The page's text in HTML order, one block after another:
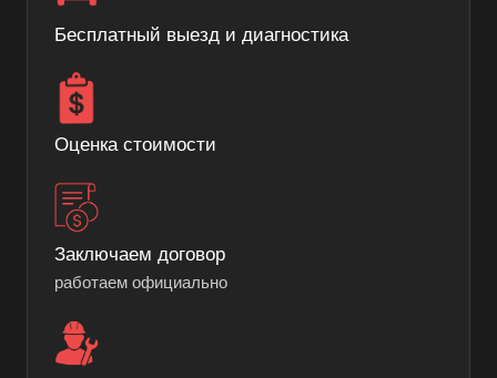
Бесплатный выезд и диагностика
Оценка стоимости
Заключаем договор
работаем официально